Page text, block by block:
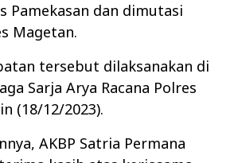
Pamekasan dan dimutasi
Magetan.
tersebut dilaksanakan di
Sarja Arya Racana Polres
(18/12/2023).
AKBP Satria Permana